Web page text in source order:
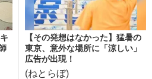
【その発想はなかった】猛暑の
東京、意外な場所に「涼しい」
広告が出現！
(ねとらぼ)